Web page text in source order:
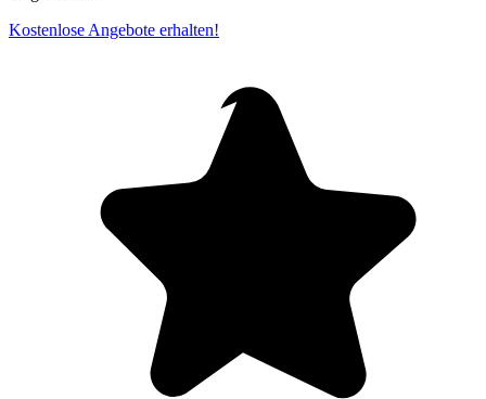
Kostenlose Angebote erhalten!